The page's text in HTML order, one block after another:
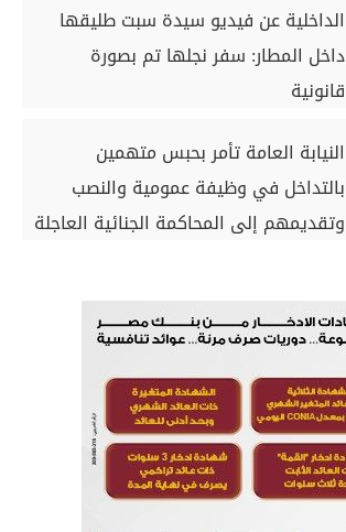
الداخلية عن فيديو سيدة سبت طليقها
داخل المطار: سفر نجلها تم بصورة
قانونية
النيابة العامة تأمر بحبس متهمين
بالتداخل في وظيفة عمومية والنصب
وتقديمهم إلى المحاكمة الجنائية العاجلة